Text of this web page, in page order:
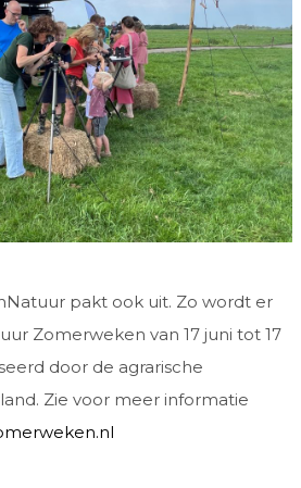
pakt ook uit. Zo wordt er
Zomerweken van 17 juni tot 17
door de agrarische
Zie voor meer informatie